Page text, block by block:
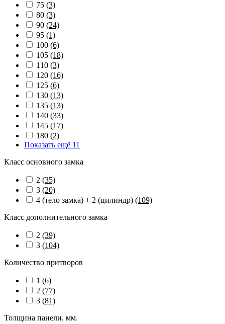
75 (3)
80 (3)
90 (24)
95 (1)
100 (6)
105 (18)
110 (3)
120 (16)
125 (6)
130 (13)
135 (13)
140 (33)
145 (17)
180 (2)
Показать ещё 11
Класс основного замка
2 (35)
3 (20)
4 (тело замка) + 2 (цилиндр) (109)
Класс дополнительного замка
2 (39)
3 (104)
Количество притворов
1 (6)
2 (77)
3 (81)
Толщина панели, мм.